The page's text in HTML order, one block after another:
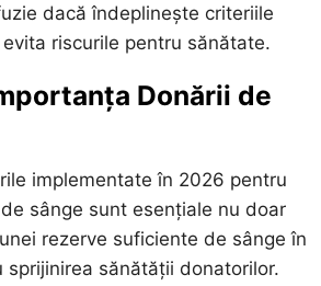
dacă îndeplinește criteriile
riscurile pentru sănătate.
Donării de
implementate în 2026 pentru
sânge sunt esențiale nu doar
rezerve suficiente de sânge în
sprijinirea sănătății donatorilor.